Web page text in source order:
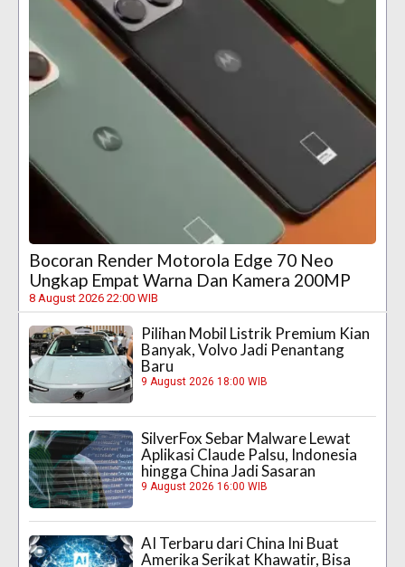
Bocoran Render Motorola Edge 70 Neo
Ungkap Empat Warna Dan Kamera 200MP
8 August 2026 22:00 WIB
Pilihan Mobil Listrik Premium Kian
Banyak, Volvo Jadi Penantang
Baru
9 August 2026 18:00 WIB
SilverFox Sebar Malware Lewat
Aplikasi Claude Palsu, Indonesia
hingga China Jadi Sasaran
9 August 2026 16:00 WIB
AI Terbaru dari China Ini Buat
Amerika Serikat Khawatir, Bisa